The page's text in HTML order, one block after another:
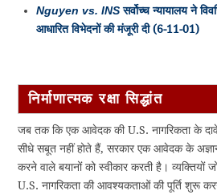
Nguyen vs. INSसर्वोच्च न्यायालय ने
आधारित विभेदनों की मंजूरी दी (6-11-01)
निर्माणात्मक रक्षा सिद्धांत
जब तक कि एक आवेदक की U.S. नागरिकता के
सीधे सबूत नहीं होते हैं, सरकार एक आवेदक के
करने वाले बयानों को स्वीकार करती है। व्यक्तियों
U.S. नागरिकता की आवश्यकताओं की पूर्ति शुरू